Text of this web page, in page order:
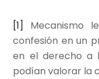
[1]
Mecanismo
confesión en un
en el derecho a
podían valorar la